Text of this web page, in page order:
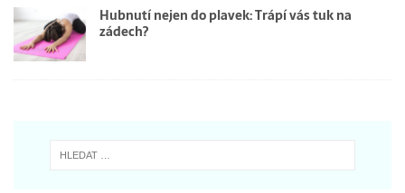
Hubnutí nejen do plavek: Trápí vás tuk na
zádech?